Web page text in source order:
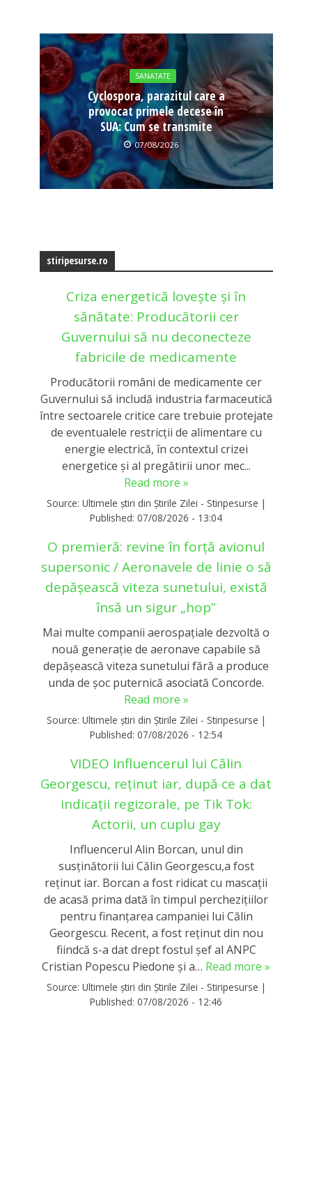
SANATATE
Cyclospora, parazitul care a
provocat primele decese în
SUA: Cum se transmite
07/08/2026
stiripesurse.ro
Criza energetică lovește și în
sănătate: Producătorii cer
Guvernului să nu deconecteze
fabricile de medicamente
Producătorii români de medicamente cer
Guvernului să includă industria farmaceutică
între sectoarele critice care trebuie protejate
de eventualele restricții de alimentare cu
energie electrică, în contextul crizei
energetice și al pregătirii unor mec...
Read more »
Source: Ultimele știri din Știrile Zilei - Stiripesurse |
Published: 07/08/2026 - 13:04
O premieră: revine în forță avionul
supersonic / Aeronavele de linie o să
depășească viteza sunetului, există
însă un sigur „hop”
Mai multe companii aerospațiale dezvoltă o
nouă generație de aeronave capabile să
depășească viteza sunetului fără a produce
unda de șoc puternică asociată Concorde.
Read more »
Source: Ultimele știri din Știrile Zilei - Stiripesurse |
Published: 07/08/2026 - 12:54
VIDEO Influencerul lui Călin
Georgescu, reținut iar, după ce a dat
indicații regizorale, pe Tik Tok:
Actorii, un cuplu gay
Influencerul Alin Borcan, unul din
susținătorii lui Călin Georgescu,a fost
reținut iar. Borcan a fost ridicat cu mascații
de acasă prima dată în timpul perchezițiilor
pentru finanțarea campaniei lui Călin
Georgescu. Recent, a fost reținut din nou
fiindcă s-a dat drept fostul șef al ANPC
Cristian Popescu Piedone și a… Read more »
Source: Ultimele știri din Știrile Zilei - Stiripesurse |
Published: 07/08/2026 - 12:46